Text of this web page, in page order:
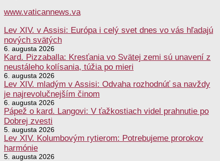
www.vaticannews.va
Lev XIV. v Assisi: Európa i celý svet dnes vo vás hľadajú
nových svätých
6. augusta 2026
Kard. Pizzaballa: Kresťania vo Svätej zemi sú unavení z
neustáleho kolísania, túžia po mieri
6. augusta 2026
Lev XIV. mladým v Assisi: Odvaha rozhodnúť sa navždy
je najrevolučnejším činom
6. augusta 2026
Pápež o kard. Langovi: V ťažkostiach videl prahnutie po
Dobrej zvesti
5. augusta 2026
Lev XIV. Kolumbovým rytierom: Potrebujeme prorokov
harmónie
5. augusta 2026